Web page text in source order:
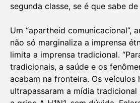
segunda classe, se é que sabe de
Um “apartheid comunicacional”,
não só marginaliza a imprensa
limita a imprensa tradicional.
tradicionais, a saúde e os
acabam na fronteira. Os veículos
ultrapassaram a mídia